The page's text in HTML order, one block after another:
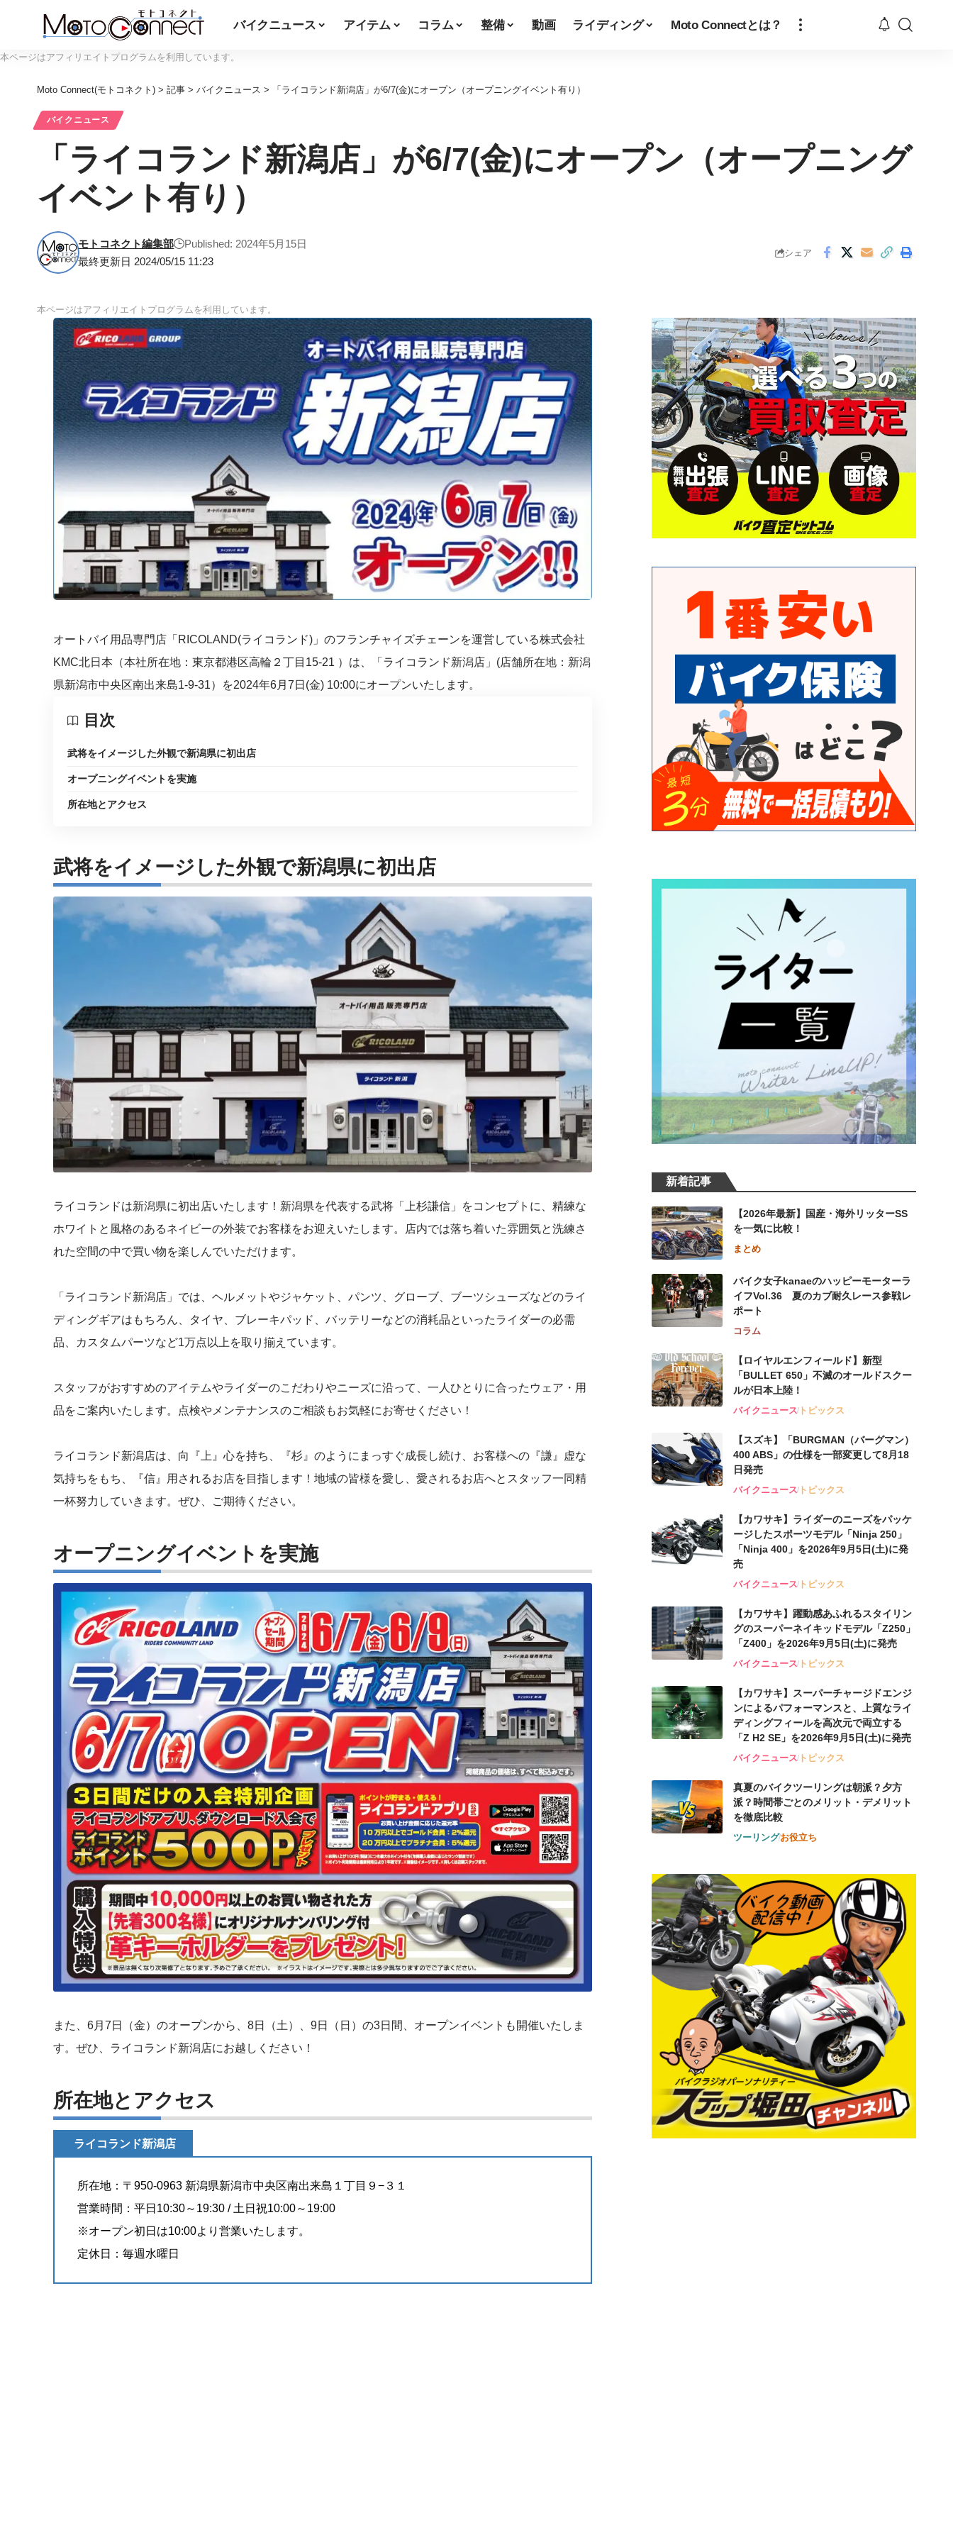
バイクニュース アイテム コラム 整備 動画 ライディング Moto Connectとは？
本ページはアフィリエイトプログラムを利用しています。
Moto Connect(モトコネクト) > 記事 > バイクニュース > 「ライコランド新潟店」が6/7(金)にオープン（オープニングイベント有り）
バイクニュース
「ライコランド新潟店」が6/7(金)にオープン（オープニング
イベント有り）
最終更新日 2024/05/15 11:23
モトコネクト編集部 Published: 2024年5月15日
シェア
本ページはアフィリエイトプログラムを利用しています。
オートバイ用品専門店「RICOLAND(ライコランド)」のフランチャイズチェーンを運営している株式会社
KMC北日本（本社所在地：東京都港区高輪２丁目15-21 ）は、「ライコランド新潟店」(店舗所在地：新潟
県新潟市中央区南出来島1-9-31）を2024年6月7日(金) 10:00にオープンいたします。
目次
武将をイメージした外観で新潟県に初出店
オープニングイベントを実施
所在地とアクセス
武将をイメージした外観で新潟県に初出店
ライコランドは新潟県に初出店いたします！新潟県を代表する武将「上杉謙信」をコンセプトに、精練な
ホワイトと風格のあるネイビーの外装でお客様をお迎えいたします。店内では落ち着いた雰囲気と洗練さ
れた空間の中で買い物を楽しんでいただけます。
「ライコランド新潟店」では、ヘルメットやジャケット、パンツ、グローブ、ブーツシューズなどのライ
ディングギアはもちろん、タイヤ、ブレーキパッド、バッテリーなどの消耗品といったライダーの必需
品、カスタムパーツなど1万点以上を取り揃えています。
スタッフがおすすめのアイテムやライダーのこだわりやニーズに沿って、一人ひとりに合ったウェア・用
品をご案内いたします。点検やメンテナンスのご相談もお気軽にお寄せください！
ライコランド新潟店は、向『上』心を持ち、『杉』のようにまっすぐ成長し続け、お客様への『謙』虚な
気持ちをもち、『信』用されるお店を目指します！地域の皆様を愛し、愛されるお店へとスタッフ一同精
一杯努力していきます。ぜひ、ご期待ください。
オープニングイベントを実施
また、6月7日（金）のオープンから、8日（土）、9日（日）の3日間、オープンイベントも開催いたしま
す。ぜひ、ライコランド新潟店にお越しください！
所在地とアクセス
ライコランド新潟店
所在地：〒950-0963 新潟県新潟市中央区南出来島１丁目９−３１
営業時間：平日10:30～19:30 / 土日祝10:00～19:00
※オープン初日は10:00より営業いたします。
定休日：毎週水曜日
新着記事
【2026年最新】国産・海外リッターSS
を一気に比較！
まとめ
バイク女子kanaeのハッピーモーターラ
イフVol.36 夏のカブ耐久レース参戦レ
ポート
コラム
【ロイヤルエンフィールド】新型
「BULLET 650」不滅のオールドスクー
ルが⽇本上陸！
バイクニューストピックス
【スズキ】「BURGMAN（バーグマン）
400 ABS」の仕様を一部変更して8月18
日発売
バイクニューストピックス
【カワサキ】ライダーのニーズをパッケ
ージしたスポーツモデル「Ninja 250」
「Ninja 400」を2026年9月5日(土)に発
売
バイクニューストピックス
【カワサキ】躍動感あふれるスタイリン
グのスーパーネイキッドモデル「Z250」
「Z400」を2026年9月5日(土)に発売
バイクニューストピックス
【カワサキ】スーパーチャージドエンジ
ンによるパフォーマンスと、上質なライ
ディングフィールを高次元で両立する
「Z H2 SE」を2026年9月5日(土)に発売
バイクニューストピックス
真夏のバイクツーリングは朝派？夕方
派？時間帯ごとのメリット・デメリット
を徹底比較
ツーリングお役立ち